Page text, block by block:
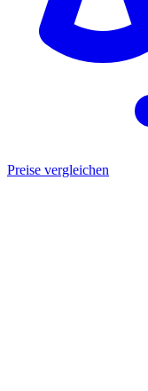
Preise vergleichen